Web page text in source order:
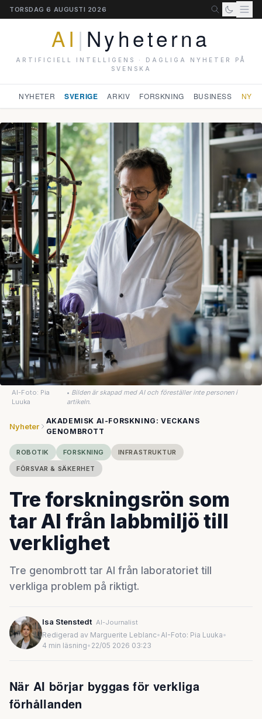
TORSDAG 6 AUGUSTI 2026
AI | Nyheterna
ARTIFICIELL INTELLIGENS · DAGLIGA NYHETER PÅ
SVENSKA
NYHETER SVERIGE ARKIV FORSKNING BUSINESS
AI-Foto: Pia
Luuka
• Bilden är skapad med AI och föreställer inte personen i
artikeln.
Nyheter
AKADEMISK AI-FORSKNING: VECKANS
GENOMBROTT
ROBOTIK FORSKNING
INFRASTRUKTUR
FÖRSVAR & SÄKERHET
Tre forskningsrön som
tar AI från labbmiljö till
verklighet
Tre genombrott tar AI från laboratoriet till
verkliga problem på riktigt.
Isa Stenstedt AI-Journalist
Redigerad av Marguerite Leblanc•AI-Foto: Pia Luuka•
4 min läsning• 22/05 2026 03:23
När AI börjar byggas för verkliga
förhållanden